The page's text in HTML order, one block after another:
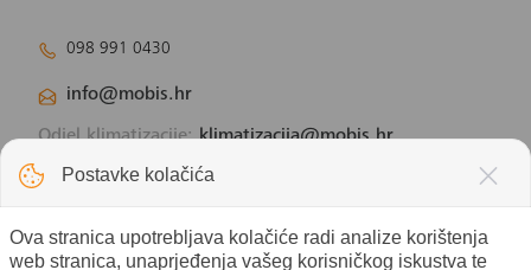
098 991 0430
info@mobis.hr
Odjel klimatizacije:klimatizacija@mobis.hr
Odjel solarnih panela:
Postavke kolačića
Ova stranica upotrebljava kolačiće radi analize korištenja
web stranica, unaprjeđenja vašeg korisničkog iskustva te